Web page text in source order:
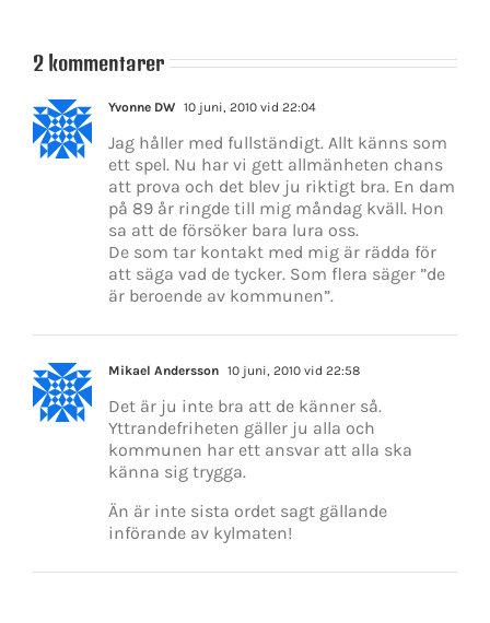
2 kommentarer
Yvonne DW 10 juni, 2010 vid 22:04
Jag håller med fullständigt. Allt känns som
ett spel. Nu har vi gett allmänheten chans
att prova och det blev ju riktigt bra. En dam
på 89 år ringde till mig måndag kväll. Hon
sa att de försöker bara lura oss.
De som tar kontakt med mig är rädda för
att säga vad de tycker. Som flera säger ”de
är beroende av kommunen”.
Mikael Andersson 10 juni, 2010 vid 22:58
Det är ju inte bra att de känner så.
Yttrandefriheten gäller ju alla och
kommunen har ett ansvar att alla ska
känna sig trygga.
Än är inte sista ordet sagt gällande
införande av kylmaten!